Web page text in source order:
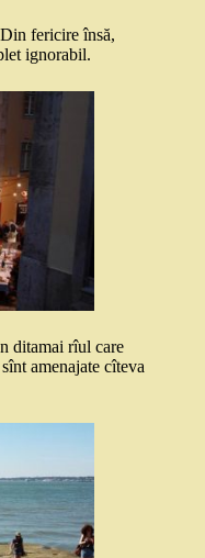
fericire însă,
ignorabil.
ditamai rîul care
amenajate cîteva